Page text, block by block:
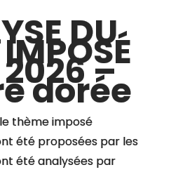
DU
–
dorée
thème imposé
été proposées par les
été analysées par